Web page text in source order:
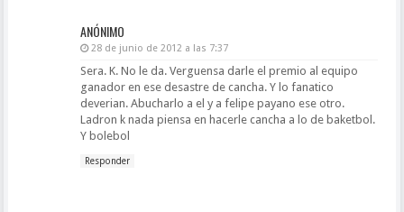
ANÓNIMO
28 de junio de 2012 a las 7:37
Sera. K. No le da. Verguensa darle el premio al equipo
ganador en ese desastre de cancha. Y lo fanatico
deverian. Abucharlo a el y a felipe payano ese otro.
Ladron k nada piensa en hacerle cancha a lo de baketbol.
Y bolebol
Responder